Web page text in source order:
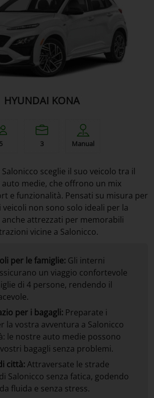
HYUNDAI KONA
5 3 Manual
sceglie il suo veicolo tra il
medie, che offrono un mix
e funzionalità. Pensati su misura per
veicoli non sono solo ideali per la
attrezzati per memorabili
vicine a Salonicco.
per le famiglie: Gli interni
un viaggio confortevole
di 4 persone, rendendo il
per i bagagli: Preparate i
la vostra avventura a Salonicco
le nostre auto medie possono
bagagli senza problemi.
città:Attraversate le strade
Salonicco senza fatica, godendo
fluida e senza stress.